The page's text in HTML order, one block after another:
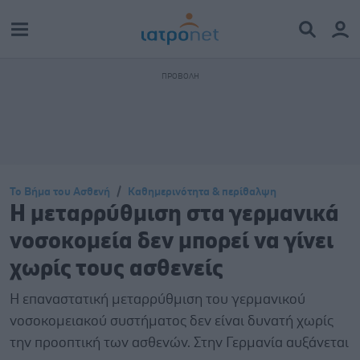
Το Βήμα του Ασθενή Καθημερινότητα & περίθαλψη
Η μεταρρύθμιση στα γερμανικά
νοσοκομεία δεν μπορεί να γίνει
χωρίς τους ασθενείς
Η επαναστατική μεταρρύθμιση του γερμανικού
νοσοκομειακού συστήματος δεν είναι δυνατή χωρίς
την προοπτική των ασθενών. Στην Γερμανία αυξάνεται